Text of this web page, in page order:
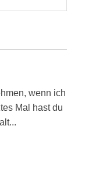
wenn ich
Mal hast du